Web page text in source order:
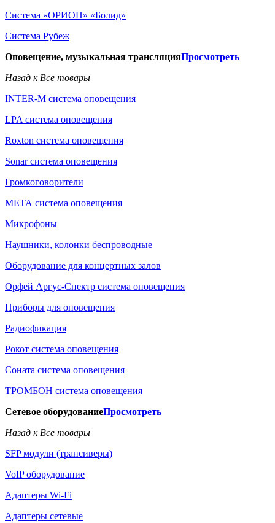
Система «ОРИОН» «Болид»
Система Рубеж
Оповещение, музыкальная трансляцияПросмотреть
Назад к Все товары
INTER-M система оповещения
LPA система оповещения
Roxton система оповещения
Sonar система оповещения
Громкоговорители
МЕТА система оповещения
Микрофоны
Наушники, колонки беспроводные
Оборудование для концертных залов
Орфей Аргус-Спектр система оповещения
Приборы для оповещения
Радиофикация
Рокот система оповещения
Соната система оповещения
ТРОМБОН система оповещения
Сетевое оборудованиеПросмотреть
Назад к Все товары
SFP модули (трансиверы)
VoIP оборудование
Адаптеры Wi-Fi
Адаптеры сетевые